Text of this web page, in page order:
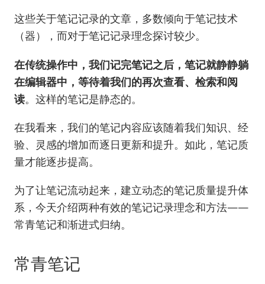
这些关于笔记记录的文章，多数倾向于笔记技术
（器），而对于笔记记录理念探讨较少。
在传统操作中，我们记完笔记之后，笔记就静静躺
在编辑器中，等待着我们的再次查看、检索和阅
读。这样的笔记是静态的。
在我看来，我们的笔记内容应该随着我们知识、经
验、灵感的增加而逐日更新和提升。如此，笔记质
量才能逐步提高。
为了让笔记流动起来，建立动态的笔记质量提升体
系，今天介绍两种有效的笔记记录理念和方法——
常青笔记和渐进式归纳。
常青笔记